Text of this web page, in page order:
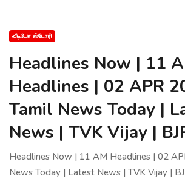
வீடியோ ஸ்டோரி
Headlines Now | 11
Headlines | 02 APR
Tamil News Today |
News | TVK Vijay |
Headlines Now | 11 AM Headlines | 02
News Today | Latest News | TVK Vijay |